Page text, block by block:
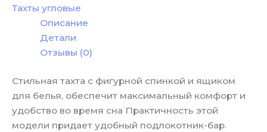
Тахты угловые
Описание
Детали
Отзывы (0)
Стильная тахта с фигурной спинкой и ящиком
для белья, обеспечит максимальный комфорт и
удобство во время сна Практичность этой
модели придает удобный подлокотник-бар.